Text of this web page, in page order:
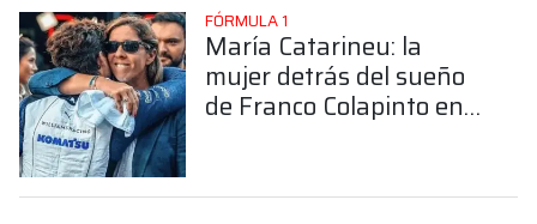
FÓRMULA 1
María Catarineu: la
mujer detrás del sueño
de Franco Colapinto en